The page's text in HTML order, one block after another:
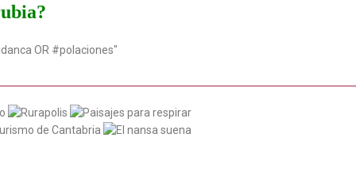
OR #polaciones"